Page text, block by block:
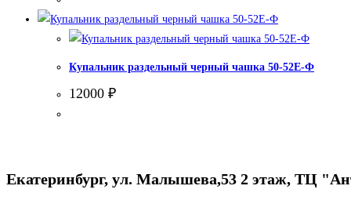
Купальник раздельный черный чашка 50-52Е-Ф
12000 ₽
Екатеринбург, ул. Малышева,53 2 этаж, ТЦ